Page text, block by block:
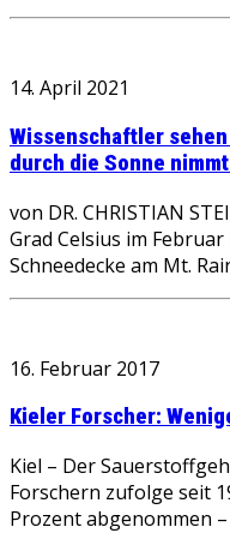
14. April 2021
Wissenschaftler
durch die Sonne
von DR. CHRISTIAN
Grad Celsius im
Schneedecke am Mt.
16. Februar 2017
Kieler Forscher:
Kiel – Der
Forschern zufolge seit
Prozent abgenommen